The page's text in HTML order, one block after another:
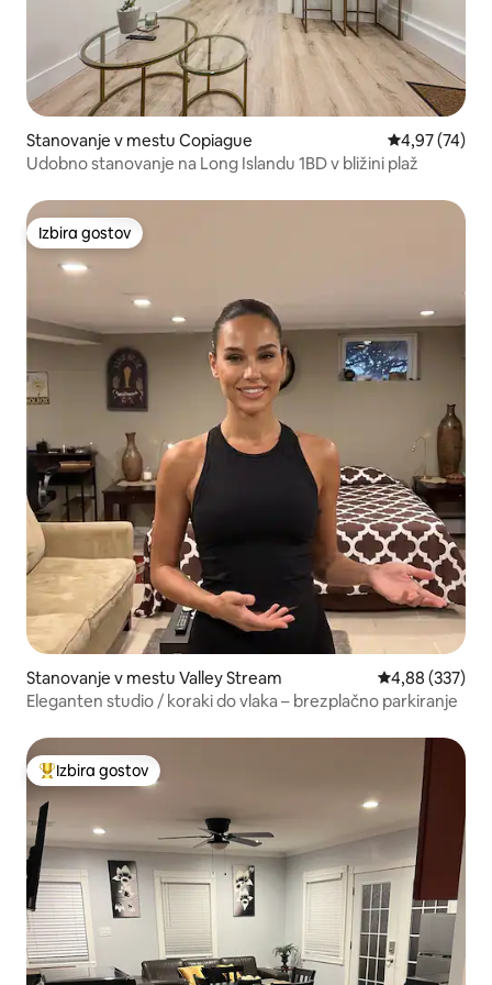
Stanovanje v mestu Copiague Povprečna
4,97 (74)
Udobno stanovanje na Long Islandu 1BD v bližini plaž
Izbira gostov
Izbira gostov
Stanovanje v mestu Valley Stream Povprečna
4,88 (337)
Eleganten studio / koraki do vlaka – brezplačno parkiranje
Najbolj priljubljena prenočišča z značko »Izbira gostov«
Izbira gostov